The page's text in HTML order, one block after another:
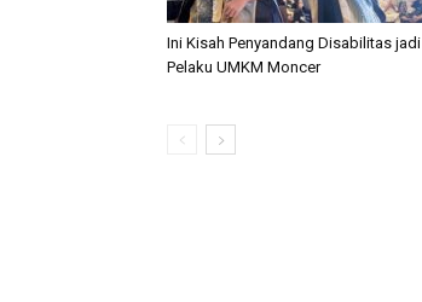
Ini Kisah Penyandang Disabilitas jadi
Pelaku UMKM Moncer